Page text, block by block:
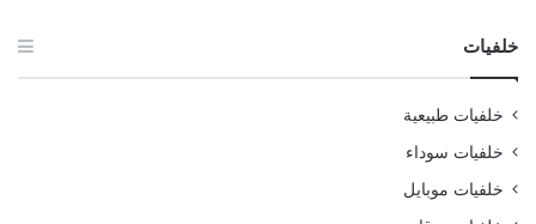
خلفيات
خلفيات طبيعية
خلفيات سوداء
خلفيات موبايل